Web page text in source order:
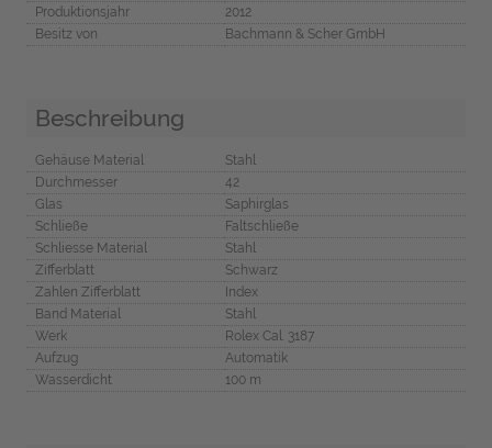
Produktionsjahr
2012
Besitz von
Bachmann & Scher GmbH
Beschreibung
Gehäuse Material
Stahl
Durchmesser
42
Glas
Saphirglas
Schließe
Faltschließe
Schliesse Material
Stahl
Zifferblatt
Schwarz
Zahlen Zifferblatt
Index
Band Material
Stahl
Werk
Rolex Cal. 3187
Aufzug
Automatik
Wasserdicht
100 m